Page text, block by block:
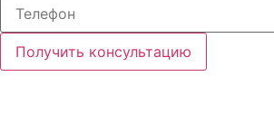
Получить консультацию